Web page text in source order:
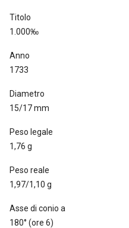
Titolo
1.000‰
Anno
1733
Diametro
15/17 mm
Peso legale
1,76 g
Peso reale
1,97/1,10 g
Asse di conio a
180° (ore 6)